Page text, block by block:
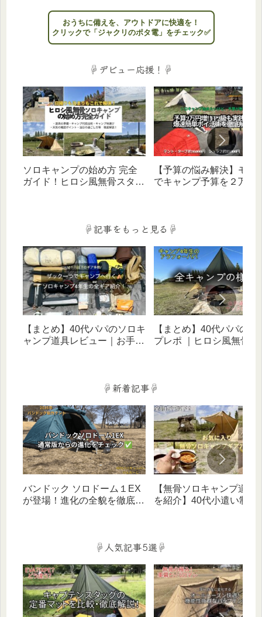
おうちに備えを、アウトドアに快適を！
クリックで「ジャクリのポタ電」をチェック✅
☟デビュー応援！☟
ソロキャンプの始め方 完全
ガイド！ヒロシ風無骨スタイ
【予算の悩み解決】モッ
でキャンプ予算を２万円
☟記事をもっと見る☟
【まとめ】40代パパのソロキ
ャンプ道具レビュー｜お手頃
【まとめ】40代パパのキ
プレポ ｜ヒロシ風無骨ス
☟新着記事☟
バンドック ソロドーム１EX
が登場！進化の全貌を徹底チ
【無骨ソロキャンプ道具
を紹介】40代小遣い制パ
☟人気記事5選☟